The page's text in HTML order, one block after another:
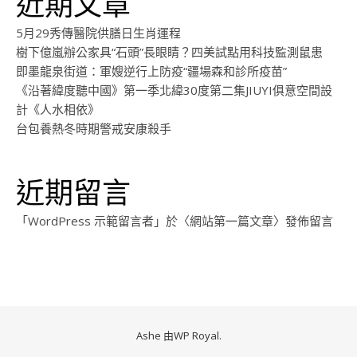
5月29秀傳醫院供膳日生肖運程
樹下億嵐辦公家具“石頭”長眼睛？四美試點用科技監測鼠患
即墨龍泉街道：軍嫂逆行上防疫“疆場森和診所疫苗”
《沿著緯度聽中國》第一季北緯30度第二集JIUYI俱意空間設
計《人水相依》
台包養熱冬時期警戒安康殺手
近期留言
「WordPress 示範留言者 」於〈網站第一篇文章〉發佈留言
Ashe 由WP Royal.